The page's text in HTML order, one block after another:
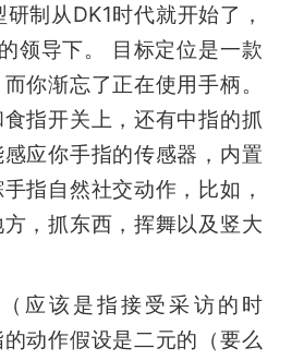
制从DK1时代就开始了，
领导下。 目标定位是一款
你渐忘了正在使用手柄。
指开关上，还有中指的抓
应你手指的传感器，内置
指自然社交动作，比如，
，抓东西，挥舞以及竖大
应该是指接受采访的时
动作假设是二元的（要么